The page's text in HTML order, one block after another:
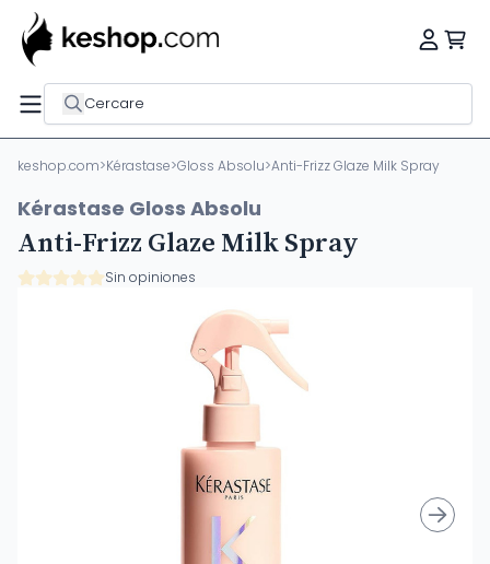
Cercare
keshop.com>Kérastase>Gloss Absolu>Anti-Frizz Glaze Milk Spray
Kérastase Gloss Absolu
Anti-Frizz Glaze Milk Spray
Sin opiniones